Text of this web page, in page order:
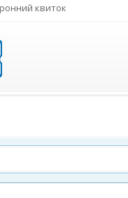
квиток